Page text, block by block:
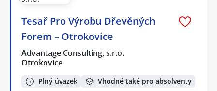
Tesař Pro Výrobu Dřevěných
Forem – Otrokovice
Advantage Consulting, s.r.o.
Otrokovice
Plný úvazek Vhodné také pro absolventy